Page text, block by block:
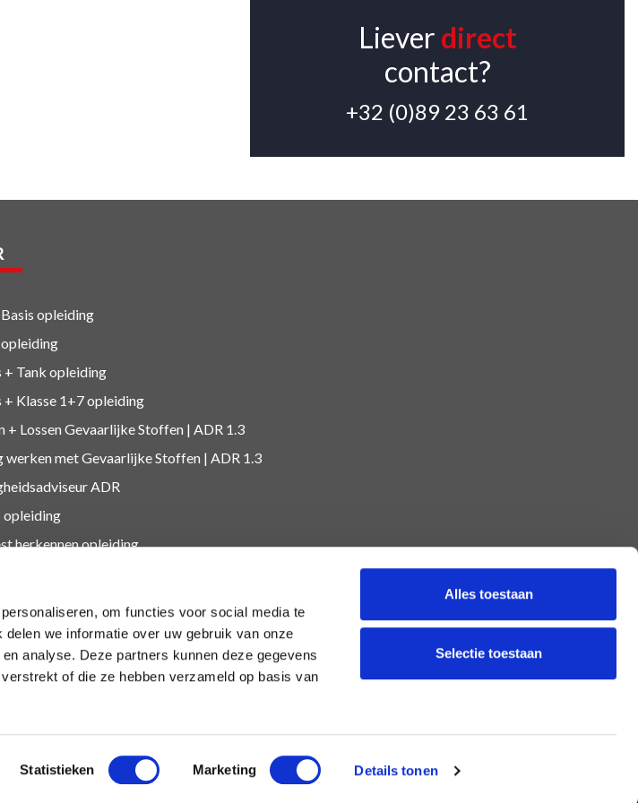
om functies voor social media te
we informatie over uw gebruik van onze
analyse. Deze partners kunnen deze gegevens
of die ze hebben verzameld op basis van
Statistieken Marketing Details tonen
Alles toestaan
Selectie toestaan
Liever direct
contact?
+32 (0)89 23 63 61
opleiding
+ Tank opleiding
+ Klasse 1+7opleiding
+ Lossen Gevaarlijke Stoffen | ADR 1.3
werken met Gevaarlijke Stoffen | ADR 1.3
ADR
opleiding
herkennenopleiding
gevaarlijke afvalstoffen
gevaarlijk afval